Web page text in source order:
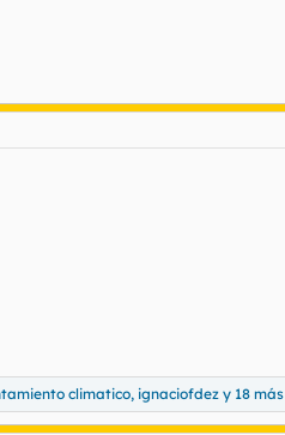
climatico, ignaciofdez y 18 más